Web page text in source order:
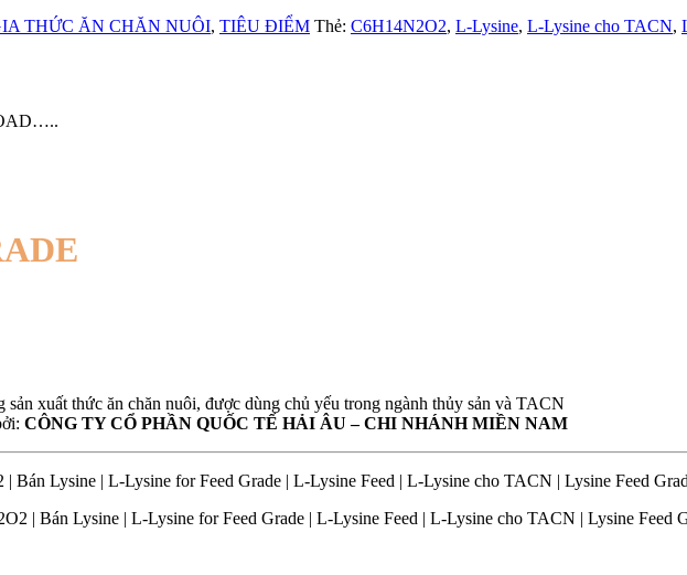
THỨC ĂN CHĂN NUÔI, TIÊU ĐIỂM Thẻ: C6H14N2O2, L-Lysine, L-Lysine cho TACN,
xuất thức ăn chăn nuôi, được dùng chủ yếu trong ngành thủy sản và TACN
CÔNG TY CỔ PHẦN QUỐC TẾ HẢI ÂU – CHI NHÁNH MIỀN NAM
Bán Lysine | L-Lysine for Feed Grade | L-Lysine Feed | L-Lysine cho TACN | Lysine Feed
| Bán Lysine | L-Lysine for Feed Grade | L-Lysine Feed | L-Lysine cho TACN | Lysine Feed